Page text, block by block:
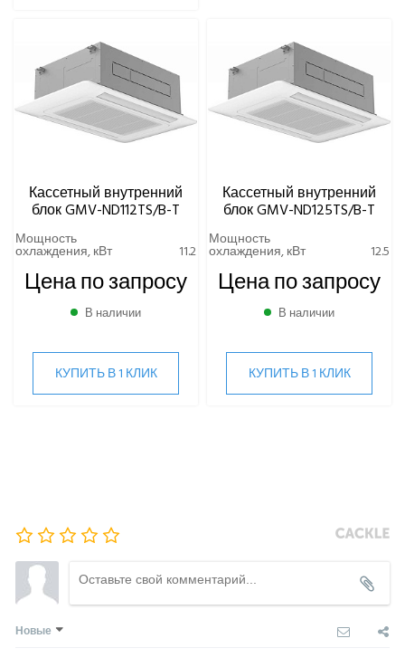
Кассетный внутренний
блок GMV-ND112TS/B-T
Мощность
охлаждения, кВт 11.2
Цена по запросу
В наличии
КУПИТЬ В 1 КЛИК
Кассетный внутренний
блок GMV-ND125TS/B-T
Мощность
охлаждения, кВт 12.5
Цена по запросу
В наличии
КУПИТЬ В 1 КЛИК
Новые